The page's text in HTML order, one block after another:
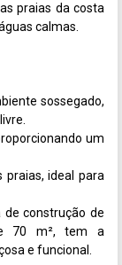
praias da costa
calmas.
sossegado,
um
praias, ideal para
de construção de
70 m², tem a
e funcional.